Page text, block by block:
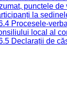
punctele
la
Procesele-
local al
Declarații de